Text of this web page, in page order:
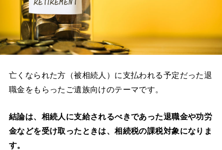
亡くなられた方（被相続人）に支払われる予定だった退
職金をもらったご遺族向けのテーマです。
結論は、相続人に支給されるべきであった退職金や功労
金などを受け取ったときは、相続税の課税対象になりま
す。